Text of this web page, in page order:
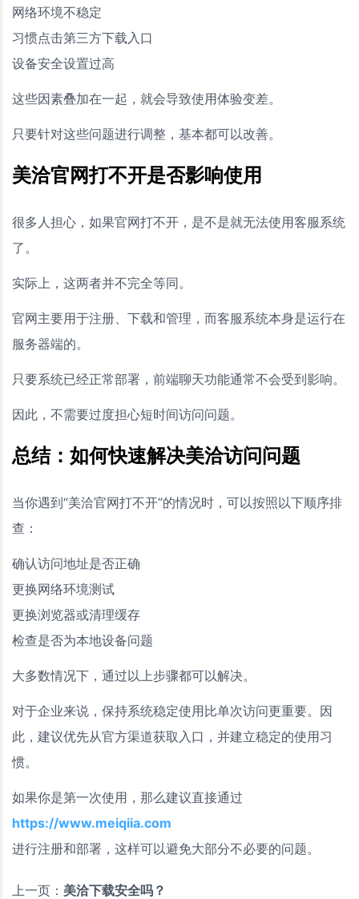
网络环境不稳定
习惯点击第三方下载入口
设备安全设置过高
这些因素叠加在一起，就会导致使用体验变差。
只要针对这些问题进行调整，基本都可以改善。
美洽官网打不开是否影响使用
很多人担心，如果官网打不开，是不是就无法使用客服系统
了。
实际上，这两者并不完全等同。
官网主要用于注册、下载和管理，而客服系统本身是运行在
服务器端的。
只要系统已经正常部署，前端聊天功能通常不会受到影响。
因此，不需要过度担心短时间访问问题。
总结：如何快速解决美洽访问问题
当你遇到“美洽官网打不开”的情况时，可以按照以下顺序排
查：
确认访问地址是否正确
更换网络环境测试
更换浏览器或清理缓存
检查是否为本地设备问题
大多数情况下，通过以上步骤都可以解决。
对于企业来说，保持系统稳定使用比单次访问更重要。因
此，建议优先从官方渠道获取入口，并建立稳定的使用习
惯。
如果你是第一次使用，那么建议直接通过
https://www.meiqiia.com
进行注册和部署，这样可以避免大部分不必要的问题。
上一页： 美洽下载安全吗？